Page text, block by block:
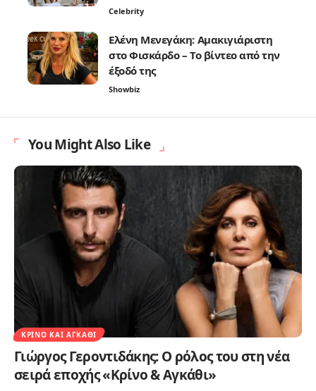
Celebrity
Ελένη Μενεγάκη: Αμακιγιάριστη
στο Φισκάρδο – Το βίντεο από την
έξοδό της
Showbiz
You Might Also Like
ΚΡΊΝΟ ΚΑΙ ΑΓΚΆΘΙ
Γιώργος Γεροντιδάκης: Ο ρόλος του στη νέα
σειρά εποχής «Κρίνο & Αγκάθι»